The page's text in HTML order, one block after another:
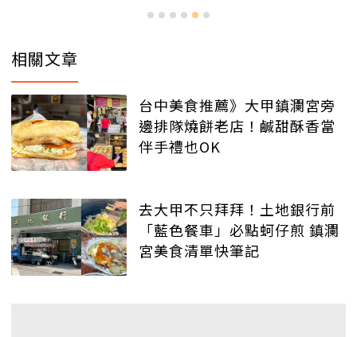
相關文章
台中美食推薦》大甲鎮瀾宮旁
邊排隊燒餅老店！鹹甜酥香當
伴手禮也OK
去大甲不只拜拜！土地銀行前
「藍色餐車」必點蚵仔煎 鎮瀾
宮美食清單快筆記